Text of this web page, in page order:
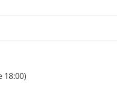
18:00)